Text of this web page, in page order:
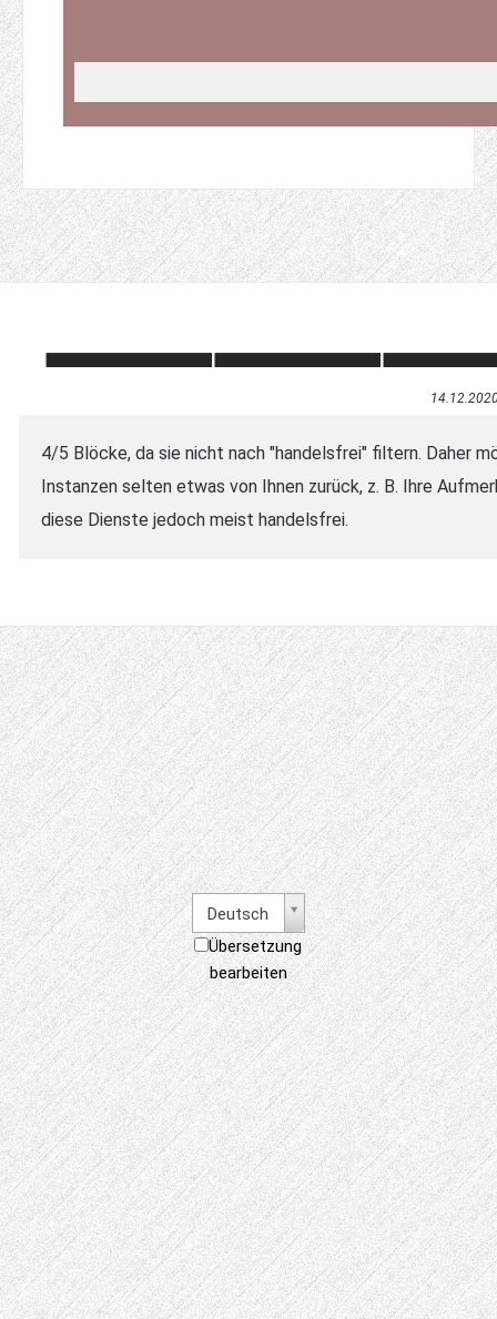
4/5 Blöcke, da sie nicht nach "handelsfrei" filtern. Daher
Instanzen selten etwas von Ihnen zurück, z. B. Ihre
diese Dienste jedoch meist handelsfrei.
Deutsch
Übersetzung
bearbeiten